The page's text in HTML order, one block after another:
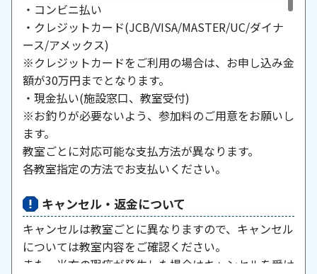
・コンビニ払い
・クレジットカード(JCB/VISA/MASTER/UC/ダイナ
ース/アメックス)
※クレジットカードをご利用の場合は、お申し込み金
額が30万円までとなります。
・現金払い(施設窓口、教室受付)
※お釣りが必要ないよう、参加料のご用意をお願いし
ます。
教室ごとに対応可能な支払方法が異なります。
各教室指定の方法でお支払いください。
キャンセル・返金について
キャンセルは教室ごとに異なりますので、キャンセル
については教室内容をご確認ください。
また、当方の瑕疵が発生した場合はキャンセルを受け